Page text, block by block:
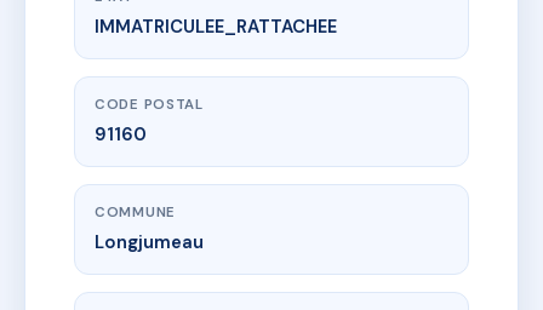
www.vme.plus/AC6528590
163 RUE FRANCOIS MITTERAND
163 r du president francois mitterrand
91160 Longjumeau
IMMATRICULEE_RATTACHEE
CODE POSTAL
91160
COMMUNE
Longjumeau